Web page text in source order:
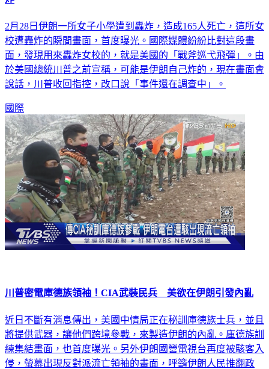
2月28日伊朗一所女子小學遭到轟炸，造成165人死亡，這所女
校遭轟炸的瞬間畫面，首度曝光。國際媒體紛紛比對這段畫
面，發現用來轟炸女校的，就是美國的「戰斧巡弋飛彈」。由
於美國總統川普之前宣稱，可能是伊朗自己炸的，現在畫面會
說話，川普收回指控，改口說「事件還在調查中」。
國際
川普密電庫德族領袖！CIA武裝民兵 美欲在伊朗引發內亂
近日不斷有消息傳出，美國中情局正在秘訓庫德族士兵，並且
將提供武器，讓他們跨境參戰，來製造伊朗的內亂。庫德族訓
練集結畫面，也首度曝光。另外伊朗國營電視台再度被駭客入
侵，螢幕出現反對派流亡領袖的畫面，呼籲伊朗人民推翻政